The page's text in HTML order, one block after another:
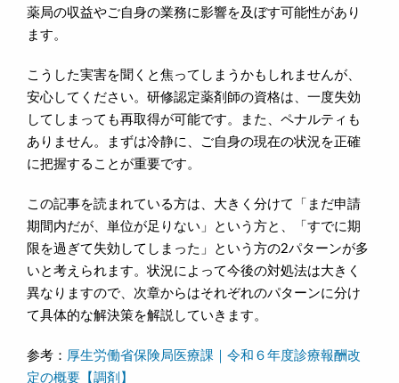
薬局の収益やご自身の業務に影響を及ぼす可能性があり
ます。
こうした実害を聞くと焦ってしまうかもしれませんが、
安心してください。研修認定薬剤師の資格は、一度失効
してしまっても再取得が可能です。また、ペナルティも
ありません。まずは冷静に、ご自身の現在の状況を正確
に把握することが重要です。
この記事を読まれている方は、大きく分けて「まだ申請
期間内だが、単位が足りない」という方と、「すでに期
限を過ぎて失効してしまった」という方の2パターンが多
いと考えられます。状況によって今後の対処法は大きく
異なりますので、次章からはそれぞれのパターンに分け
て具体的な解決策を解説していきます。
参考： 厚生労働省保険局医療課｜令和６年度診療報酬改
定の概要【調剤】